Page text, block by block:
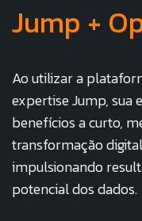
Jump +
Ao utilizar a
expertise Jump, sua
benefícios a curto,
transformação
impulsionando
potencial dos dados.